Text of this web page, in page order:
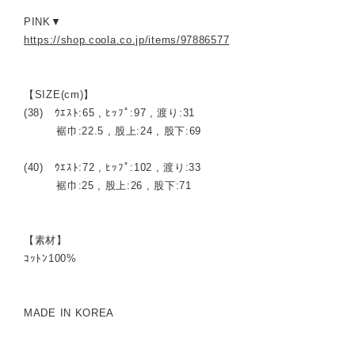
PINK▼
https://shop.coola.co.jp/items/97886577
【SIZE(cm)】
(38) ｳｴｽﾄ:65 , ﾋｯﾌﾟ:97 , 渡り:31
裾巾:22.5 , 股上:24 , 股下:69
(40) ｳｴｽﾄ:72 , ﾋｯﾌﾟ:102 , 渡り:33
裾巾:25 , 股上:26 , 股下:71
【素材】
ｺｯﾄﾝ100%
MADE IN KOREA